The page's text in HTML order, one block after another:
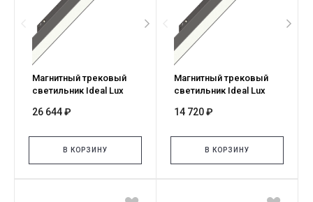
Магнитный трековый
светильник Ideal Lux
DALI NE 340609
26 644 ₽
В КОРЗИНУ
Магнитный трековый
светильник Ideal Lux
OFF NE 322056
14 720 ₽
В КОРЗИНУ